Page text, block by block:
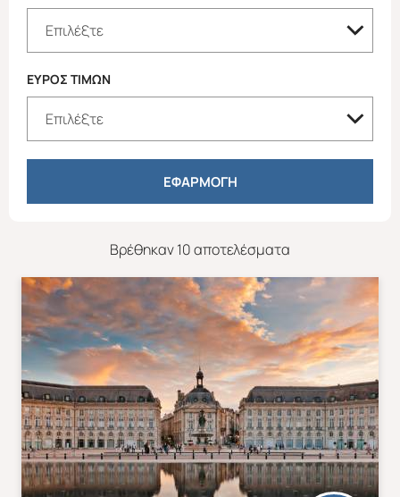
Απευθείας απο Ηράκλειο Εκτός Ευρώπης
ΕΥΡΟΣ ΤΙΜΩΝ
ΕΦΑΡΜΟΓΗ
Βρέθηκαν 10 αποτελέσματα